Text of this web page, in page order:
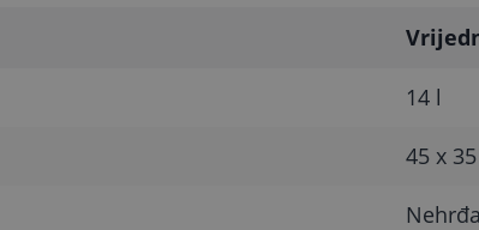
14 l
45 x